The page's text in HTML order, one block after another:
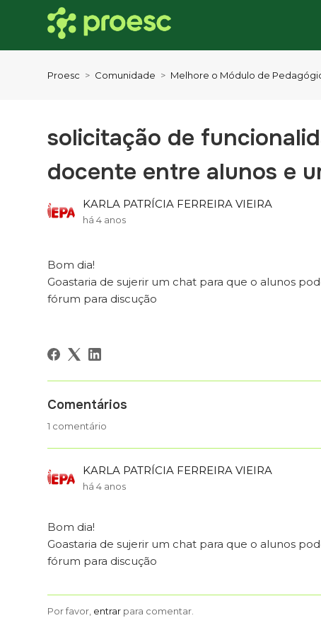
Proesc Comunidade Melhore o Módulo de
solicitação de
docente entre alunos e
KARLA PATRÍCIA FERREIRA VIEIRA
há 4 anos
Bom dia!
Goastaria de sujerir um chat para que o alunos
fórum para discução
Comentários
1 comentário
KARLA PATRÍCIA FERREIRA VIEIRA
há 4 anos
Bom dia!
Goastaria de sujerir um chat para que o alunos
fórum para discução
Por favor, entrar para comentar.